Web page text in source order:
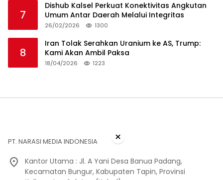
7
Dishub Kalsel Perkuat Konektivitas Angkutan
Umum Antar Daerah Melalui Integritas
26/02/2026 1300
8
Iran Tolak Serahkan Uranium ke AS, Trump:
Kami Akan Ambil Paksa
18/04/2026 1223
PT. NARASI MEDIA INDONESIA
Kantor Utama : Jl. A Yani Desa Banua Padang,
Kecamatan Bungur, Kabupaten Tapin, Provinsi
×